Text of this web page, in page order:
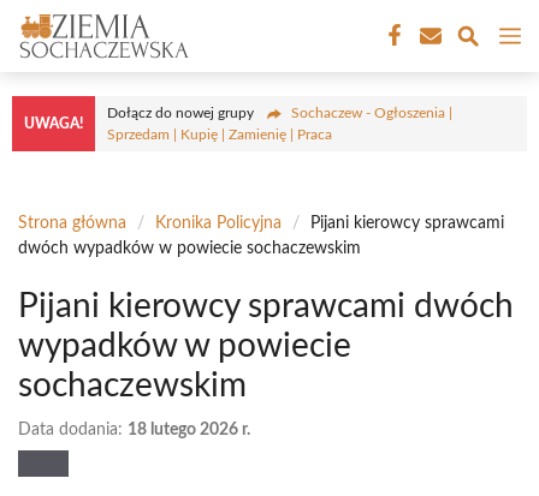
Przejdź
do
treści
UWAGA!
Dołącz do nowej grupy
Sochaczew - Ogłoszenia |
Sprzedam | Kupię | Zamienię | Praca
Strona główna / Kronika Policyjna /
Pijani kierowcy sprawcami
dwóch wypadków w powiecie sochaczewskim
Pijani kierowcy sprawcami dwóch
wypadków w powiecie
sochaczewskim
Data dodania: 18 lutego 2026 r.